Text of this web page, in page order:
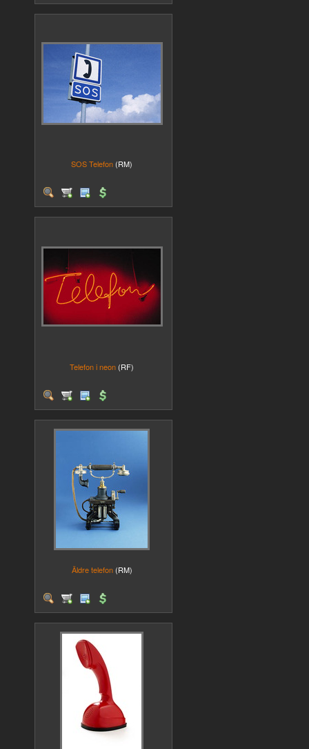
SOS Telefon (RM)
Telefon i neon (RF)
Äldre telefon (RM)